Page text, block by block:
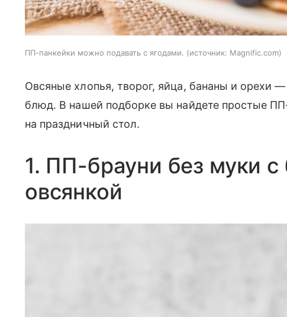
ПП-панкейки можно подавать с ягодами. источник: Magnific.com
Овсяные хлопья, творог, яйца, бананы и орехи
блюд. В нашей подборке вы найдете простые
на праздничный стол.
1. ПП-брауни без муки с
овсянкой